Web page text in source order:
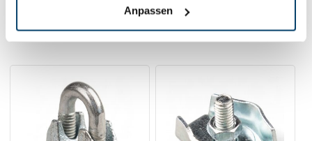
Anpassen
Verwandte Produkte